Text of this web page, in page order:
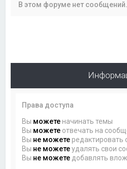
В этом форуме нет сообщений.
Права доступа
Вы можете начинать темы
Вы можете отвечать на
Вы не можете редактировать
Вы не можетеудалять свои
Вы не можете добавлять